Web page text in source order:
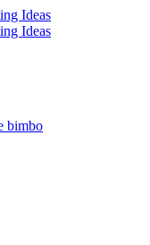
bimbo